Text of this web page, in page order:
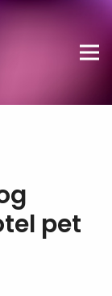
pet